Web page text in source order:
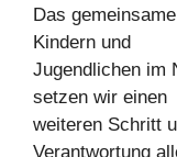
Das
Kindern und
Jugendlichen im
setzen wir einen
weiteren Schritt
Verantwortung